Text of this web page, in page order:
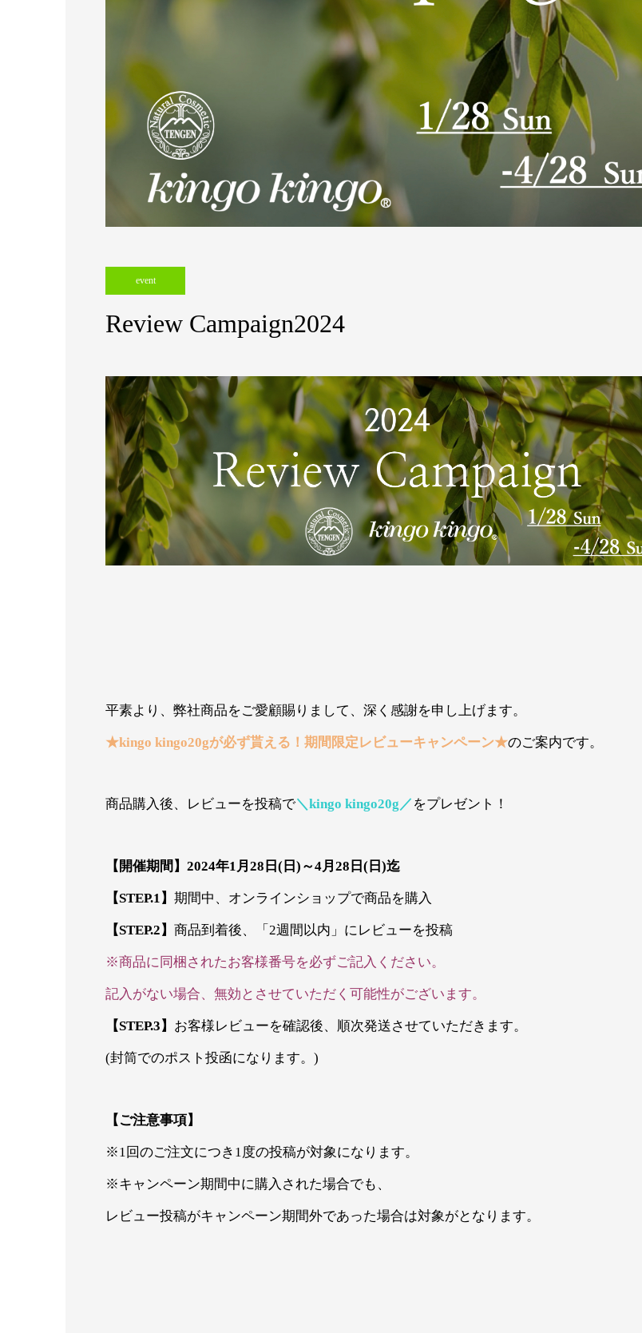
event
Review Campaign2024
平素より、弊社商品をご愛顧賜りまして、深く感謝を申し上げます。
★kingo kingo20gが必ず貰える！ 期間限定レビューキャンペーン★のご案内です。
商品購入後、レビューを投稿で＼kingo kingo20g／ をプレゼント！
【開催期間】2024年1月28日(日)～4月28日(日)迄
【STEP.1】 期間中、オンラインショップで商品を購入
【STEP.2】 商品到着後、「2週間以内」にレビューを投稿
※商品に同梱されたお客様番号を必ずご記入ください。
記入がない場合、無効とさせていただく可能性がございます。
【STEP.3】 お客様レビューを確認後、順次発送させていただきます。
(封筒でのポスト投函になります。)
【ご注意事項】
※1回のご注文につき1度の投稿が対象になります。
※キャンペーン期間中に購入された場合でも、
レビュー投稿がキャンペーン期間外であった場合は対象がとなります。